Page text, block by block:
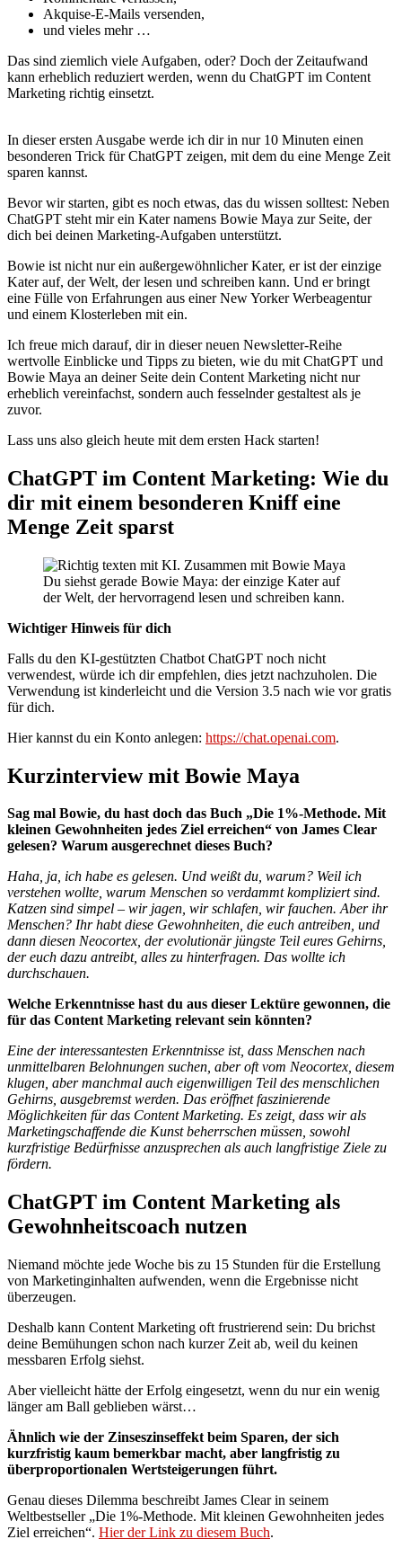
Akquise-E-Mails versenden,
und vieles mehr …
Das sind ziemlich viele Aufgaben, oder? Doch der Zeitaufwand
kann erheblich reduziert werden, wenn du ChatGPT im Content
Marketing richtig einsetzt.
In dieser ersten Ausgabe werde ich dir in nur 10 Minuten einen
besonderen Trick für ChatGPT zeigen, mit dem du eine Menge Zeit
sparen kannst.
Bevor wir starten, gibt es noch etwas, das du wissen solltest: Neben
ChatGPT steht mir ein Kater namens Bowie Maya zur Seite, der
dich bei deinen Marketing-Aufgaben unterstützt.
Bowie ist nicht nur ein außergewöhnlicher Kater, er ist der einzige
Kater auf, der Welt, der lesen und schreiben kann. Und er bringt
eine Fülle von Erfahrungen aus einer New Yorker Werbeagentur
und einem Klosterleben mit ein.
Ich freue mich darauf, dir in dieser neuen Newsletter-Reihe
wertvolle Einblicke und Tipps zu bieten, wie du mit ChatGPT und
Bowie Maya an deiner Seite dein Content Marketing nicht nur
erheblich vereinfachst, sondern auch fesselnder gestaltest als je
zuvor.
Lass uns also gleich heute mit dem ersten Hack starten!
ChatGPT im Content Marketing: Wie du
dir mit einem besonderen Kniff eine
Menge Zeit sparst
Du siehst gerade Bowie Maya: der einzige Kater auf
der Welt, der hervorragend lesen und schreiben kann.
Wichtiger Hinweis für dich
Falls du den KI-gestützten Chatbot ChatGPT noch nicht
verwendest, würde ich dir empfehlen, dies jetzt nachzuholen. Die
Verwendung ist kinderleicht und die Version 3.5 nach wie vor gratis
für dich.
Hier kannst du ein Konto anlegen: https://chat.openai.com.
Kurzinterviewmit Bowie Maya
Sag mal Bowie, du hast doch das Buch „Die 1%-Methode. Mit
kleinen Gewohnheiten jedes Ziel erreichen“ von James Clear
gelesen? Warum ausgerechnet dieses Buch?
Haha, ja, ich habe es gelesen. Und weißt du, warum? Weil ich
verstehen wollte, warum Menschen so verdammt kompliziert sind.
Katzen sind simpel – wir jagen, wir schlafen, wir fauchen. Aber ihr
Menschen? Ihr habt diese Gewohnheiten, die euch antreiben, und
dann diesen Neocortex, der evolutionär jüngste Teil eures Gehirns,
der euch dazu antreibt, alles zu hinterfragen. Das wollte ich
durchschauen.
Welche Erkenntnisse hast du aus dieser Lektüre gewonnen, die
für das Content Marketing relevant sein könnten?
Eine der interessantesten Erkenntnisse ist, dass Menschen nach
unmittelbaren Belohnungen suchen, aber oft vom Neocortex, diesem
klugen, aber manchmal auch eigenwilligen Teil des menschlichen
Gehirns, ausgebremst werden. Das eröffnet faszinierende
Möglichkeiten für das Content Marketing. Es zeigt, dass wir als
Marketingschaffende die Kunst beherrschen müssen, sowohl
kurzfristige Bedürfnisse anzusprechen als auch langfristige Ziele zu
fördern.
ChatGPT im Content Marketing als
Gewohnheitscoach nutzen
Niemand möchte jede Woche bis zu 15 Stunden für die Erstellung
von Marketinginhalten aufwenden, wenn die Ergebnisse nicht
überzeugen.
Deshalb kann Content Marketing oft frustrierend sein: Du brichst
deine Bemühungen schon nach kurzer Zeit ab, weil du keinen
messbaren Erfolg siehst.
Aber vielleicht hätte der Erfolg eingesetzt, wenn du nur ein wenig
länger am Ball geblieben wärst…
Ähnlich wie der Zinseszinseffekt beim Sparen, der sich
kurzfristig kaum bemerkbar macht, aber langfristig zu
überproportionalen Wertsteigerungen führt.
Genau dieses Dilemma beschreibt James Clear in seinem
Weltbestseller „Die 1%-Methode. Mit kleinen Gewohnheiten jedes
Ziel erreichen“. Hier der Link zu diesem Buch.